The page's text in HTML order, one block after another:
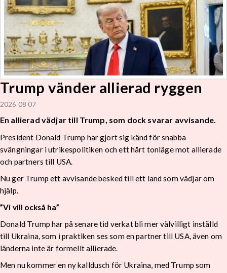
Trump vänder allierad ryggen
2026 08 07
En allierad vädjar till Trump, som dock svarar avvisande.
President Donald Trump har gjort sig känd för snabba
svängningar i utrikespolitiken och ett hårt tonläge mot allierade
och partners till USA.
Nu ger Trump ett avvisande besked till ett land som vädjar om
hjälp.
”Vi vill också ha”
Donald Trump har på senare tid verkat bli mer välvilligt inställd
till Ukraina, som i praktiken ses som en partner till USA, även om
länderna inte är formellt allierade.
Men nu kommer en ny kalldusch för Ukraina, med Trump som